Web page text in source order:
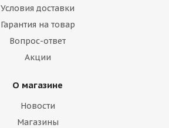
Условия доставки
Гарантия на товар
Вопрос-ответ
Акции
О магазине
Новости
Магазины